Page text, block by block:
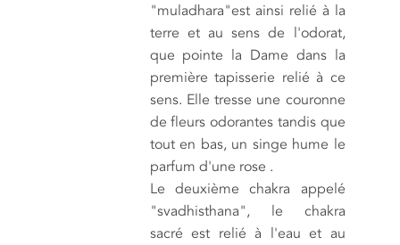
"muladhara"est ainsi relié à la
terre et au sens de l'odorat,
que pointe la Dame dans la
première tapisserie relié à ce
sens. Elle tresse une couronne
de fleurs odorantes tandis que
tout en bas, un singe hume le
parfum d'une rose .
Le deuxième chakra appelé
"svadhisthana", le chakra
sacré est relié à l'eau et au